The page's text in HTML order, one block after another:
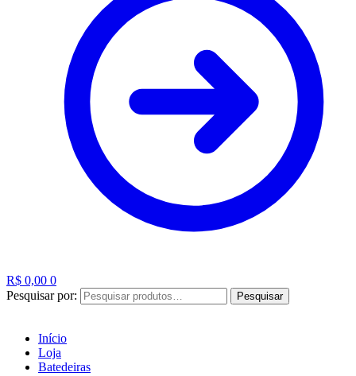
R$ 0,00 0
Pesquisar por:
Pesquisar
Início
Loja
Batedeiras